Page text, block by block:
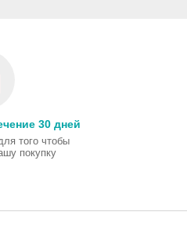
30 дней
того чтобы
покупку